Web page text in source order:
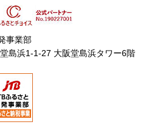
事業部
島浜1-1-27 大阪堂島浜タワー6階